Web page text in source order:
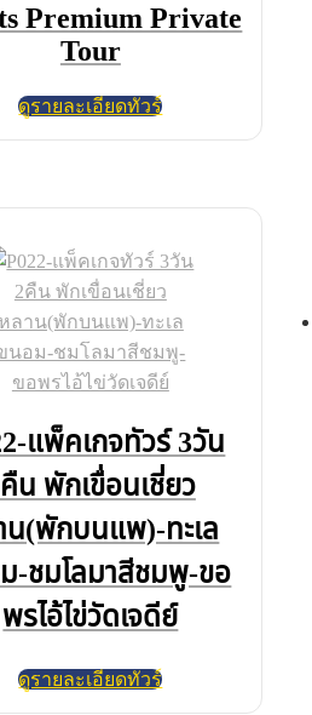
Premium Private
Tour
ดูรายละเอียดทัวร์
แพ็คเกจทัวร์ 3วัน
น พักเขื่อนเชี่ยว
น(พักบนแพ)-ทะเล
-ชมโลมาสีชมพู-ขอ
พรไอ้ไข่วัดเจดีย์
ดูรายละเอียดทัวร์